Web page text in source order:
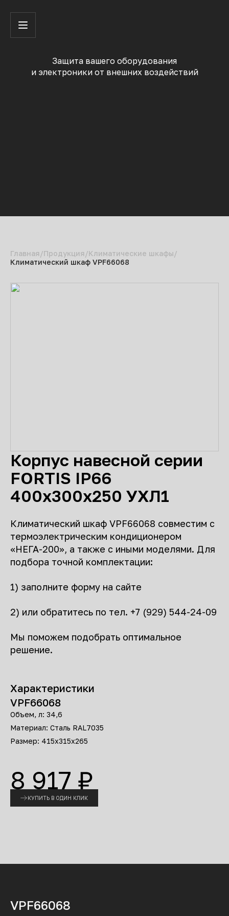
Защита вашего оборудования
и электроники от внешних воздействий
Главная Продукция Климатические шкафы
Климатический шкаф VPF66068
Корпус навесной серии
FORTIS IP66
400х300х250 УХЛ1
Климатический шкаф VPF66068 совместим с
термоэлектрическим кондиционером
«НЕГА-200», а также с иными моделями. Для
подбора точной комплектации:
1) заполните форму на сайте
2) или обратитесь по тел. +7 (929) 544-24-09
Мы поможем подобрать оптимальное
решение.
Характеристики
VPF66068
Объем, л: 34,6
Материал: Сталь RAL7035
Размер: 415x315x265
8 917 ₽
КУПИТЬ В ОДИН КЛИК
VPF66068